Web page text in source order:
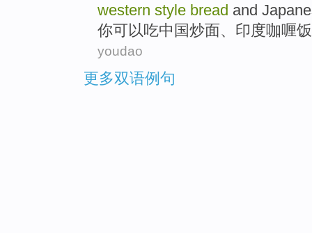
western style bread and
你可以吃中国炒面、 印度咖喱饭
youdao
更多双语例句